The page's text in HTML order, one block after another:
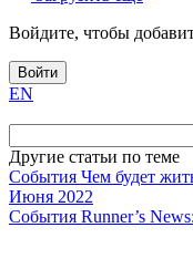
Войдите, чтобы
Войти
EN
Другие статьи по теме
События Чем будет
Июня 2022
События Runner’s